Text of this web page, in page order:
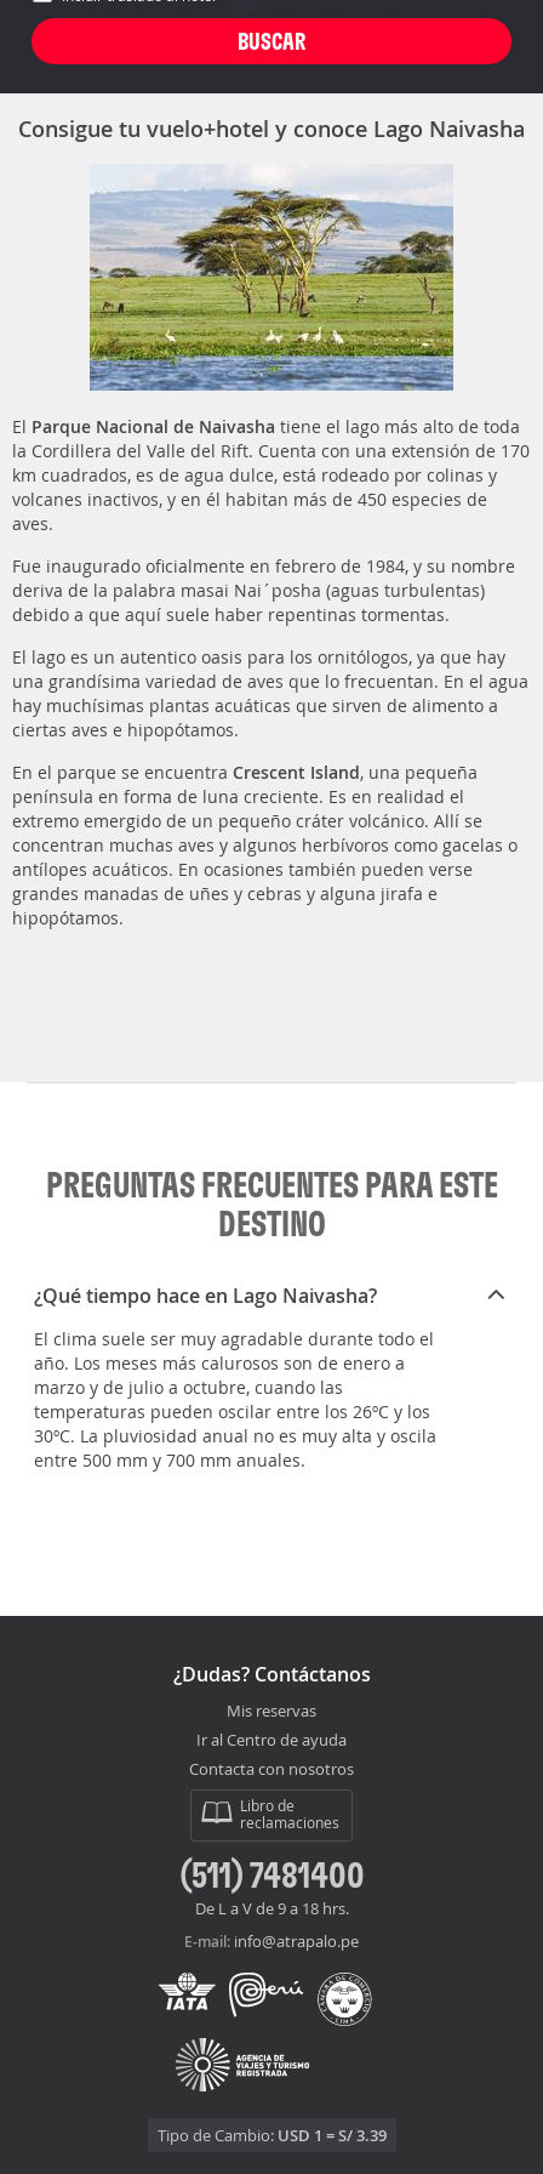
Consigue tu vuelo+hotel y conoce Lago Naivasha
El Parque Nacional de Naivasha tiene el lago más alto de toda
la Cordillera del Valle del Rift. Cuenta con una extensión de 170
km cuadrados, es de agua dulce, está rodeado por colinas y
volcanes inactivos, y en él habitan más de 450 especies de
aves.
Fue inaugurado oficialmente en febrero de 1984, y su nombre
deriva de la palabra masai Nai´posha (aguas turbulentas)
debido a que aquí suele haber repentinas tormentas.
El lago es un autentico oasis para los ornitólogos, ya que hay
una grandísima variedad de aves que lo frecuentan. En el agua
hay muchísimas plantas acuáticas que sirven de alimento a
ciertas aves e hipopótamos.
En el parque se encuentra Crescent Island, una pequeña
península en forma de luna creciente. Es en realidad el
extremo emergido de un pequeño cráter volcánico. Allí se
concentran muchas aves y algunos herbívoros como gacelas o
antílopes acuáticos. En ocasiones también pueden verse
grandes manadas de uñes y cebras y alguna jirafa e
hipopótamos.
PREGUNTAS FRECUENTES PARA ESTE
DESTINO
¿Qué tiempo hace en Lago Naivasha?
El clima suele ser muy agradable durante todo el
año. Los meses más calurosos son de enero a
marzo y de julio a octubre, cuando las
temperaturas pueden oscilar entre los 26ºC y los
30ºC. La pluviosidad anual no es muy alta y oscila
entre 500 mm y 700 mm anuales.
¿Dudas? Contáctanos
Mis reservas
Ir al Centro de ayuda
Contacta con nosotros
Libro de
reclamaciones
(511) 7481400
De L a V de 9 a 18 hrs.
E-mail: info@atrapalo.pe
Tipo de Cambio: USD 1 = S/ 3.39